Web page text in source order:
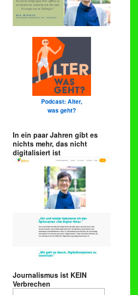
Podcast: Alter,
was geht?
In ein paar Jahren gibt es
nichts mehr, das nicht
digitalisiert ist
Journalismus ist KEIN
Verbrechen